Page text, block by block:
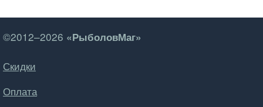
©2012–2026 «РыболовМаг»
Скидки
Оплата